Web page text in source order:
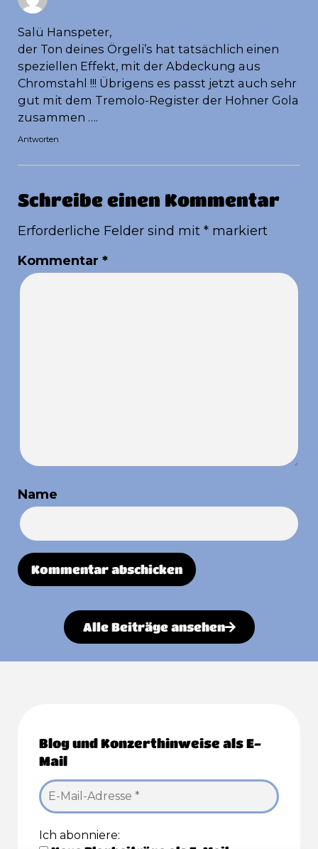
Salü Hanspeter,
der Ton deines Örgeli’s hat tatsächlich einen
speziellen Effekt, mit der Abdeckung aus
Chromstahl !!! Übrigens es passt jetzt auch sehr
gut mit dem Tremolo-Register der Hohner Gola
zusammen ….
Antworten
Schreibe einen Kommentar
Erforderliche Felder sind mit * markiert
Kommentar *
Name
Alle Beiträge ansehen
Blog und Konzerthinweise als E-
Mail
Ich abonniere: